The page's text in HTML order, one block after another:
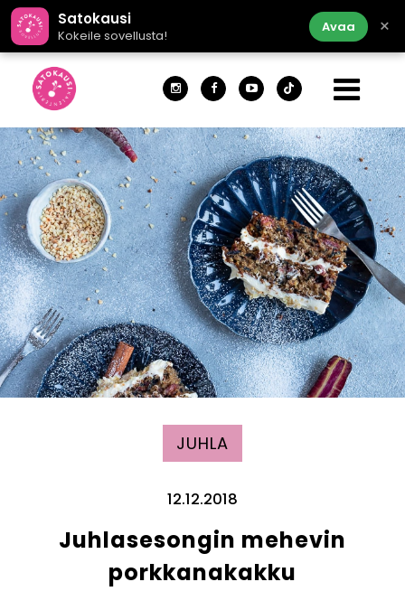
Satokausi
Kokeile sovellusta!
Avaa ×
JUHLA
12.12.2018
Juhlasesongin mehevin
porkkanakakku